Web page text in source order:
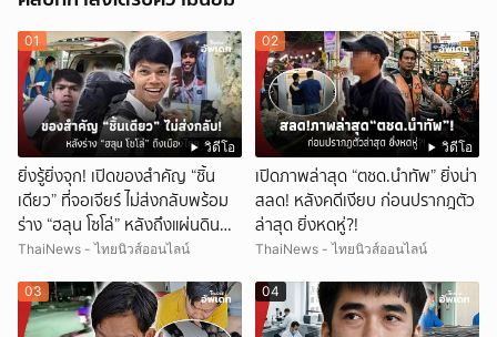
วิดีโอ
01
ยิ่งรู้ยิ่งจุก! เปิดของสำคัญ “ชิ้น
เดียว” ที่จอเจียร์ ไม่ส่งกลับพร้อม
ร่าง “ฮลุน โซโล่” หลังถึงแผ่นดิน
ไทย!
ThaiNews - ไทยนิวส์ออนไลน์
วิดีโอ
02
เปิดภาพล่าสุด “ตชด.นำทัพ” ยิ่งน่า
สลด! หลังคดีเงียบ ก่อนปรากฎตัว
ล่าสุด ยิ่งหดหู่?!
ThaiNews - ไทยนิวส์ออนไลน์
03 04